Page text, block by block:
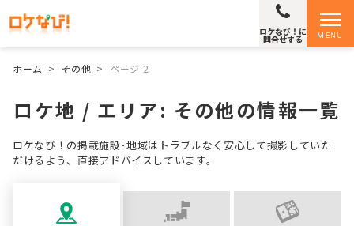
MENU
ロケなび！に
問合せする
ホーム > その他 > ページ 2
ロケ地 / エリア: その他の情報一覧
ロケなび！の掲載施設･地域はトラブルなく安心して撮影していた
だけるよう、直接アドバイスしています。